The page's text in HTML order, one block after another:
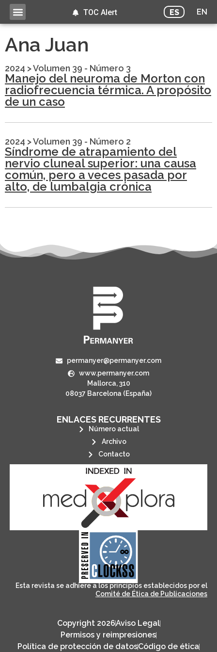
ES EN
TOC Alert
Ana Juan
2024 >Volumen 39 - Número 3
Manejo del neuroma de Morton con
radiofrecuencia térmica. A propósito
de un caso
2024 >Volumen 39 - Número 2
Síndrome de atrapamiento del
nervio cluneal superior: una causa
común, pero a veces pasada por
alto, de lumbalgia crónica
permanyer@permanyer.com
www.permanyer.com
Mallorca, 310
08037 Barcelona (España)
ENLACES RECURRENTES
Número actual
Archivo
Contacto
CLOCKSS is a dak archive that
ensures the long-term survival
of web-based scholary
publications, governed by and for
its stakeholders.
Esta revista se adhiere a los principios establecidos por el
Comité de Ética de Publicaciones
Copyright 2026Aviso Legal
Permisos y reimpresiones
Política de protección de datosCódigo de ética